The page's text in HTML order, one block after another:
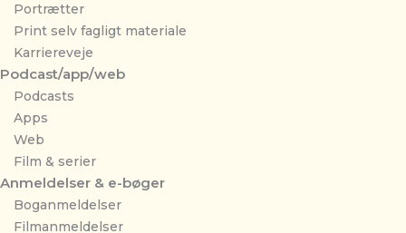
Portrætter
Print selv fagligt materiale
Karriereveje
Podcast/app/web
Podcasts
Apps
Web
Film & serier
Anmeldelser & e-bøger
Boganmeldelser
Filmanmeldelser